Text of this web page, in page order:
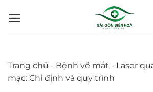
Trang chủ - Bệnh về mắt - Laser
mạc: Chỉ định và quy trình